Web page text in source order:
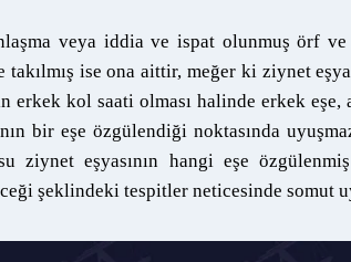
veya iddia ve ispat olunmuş örf ve
takılmış ise ona aittir, meğer ki ziynet
erkek kol saati olması halinde erkek eşe,
bir eşe özgülendiği noktasında
ziynet eşyasının hangi eşe
şeklindeki tespitler neticesinde somut